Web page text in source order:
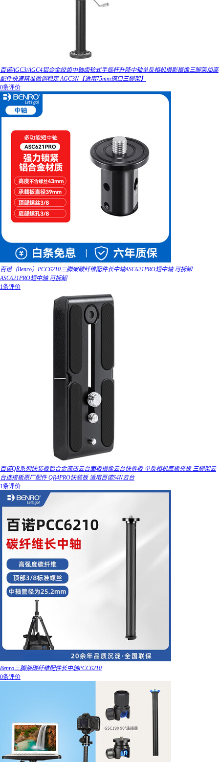
百诺AGC3/AGC4铝合金绞齿中轴齿轮式手摇杆升降中轴单反相机摄影摄像三脚架加高
配件快速精准微调稳定 AGC3N【适用75mm碗口三脚架】
0条评价
百诺（Benro）PCC6210三脚架碳纤维配件长中轴ASC621PRO短中轴 可拆卸
ASC621PRO短中轴 可拆卸
1条评价
百诺QR系列快装板铝合金液压云台面板摄像云台快拆板 单反相机底板夹板 三脚架云
台连接板原厂配件 QR4PRO快装板 适用百诺S4N云台
1条评价
Benro三脚架碳纤维配件长中轴PCC6210
0条评价